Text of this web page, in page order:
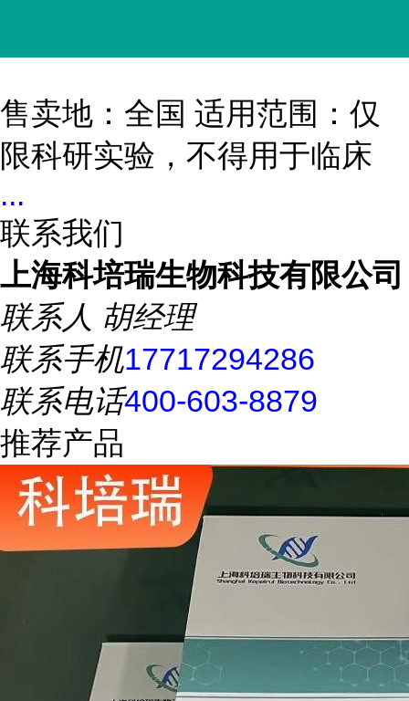
售卖地：全国 适用范围：仅
限科研实验，不得用于临床
...
联系我们
上海科培瑞生物科技有限公司
联系人 胡经理
联系手机17717294286
联系电话400-603-8879
推荐产品